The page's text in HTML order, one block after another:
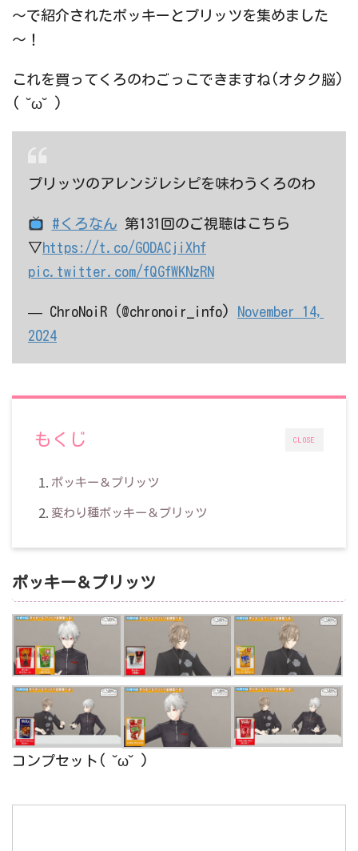
～で紹介されたポッキーとプリッツを集めました
～！
これを買ってくろのわごっこできますね(オタク脳)
( ˘ω˘ )
プリッツのアレンジレシピを味わうくろのわ
#くろなん 第131回のご視聴はこちら
▽https://t.co/G0DACjiXhf
pic.twitter.com/fQGfWKNzRN
— ChroNoiR (@chronoir_info) November 14,
2024
CLOSE
もくじ
ポッキー＆プリッツ
変わり種ポッキー＆プリッツ
ポッキー＆プリッツ
コンプセット( ˘ω˘ )